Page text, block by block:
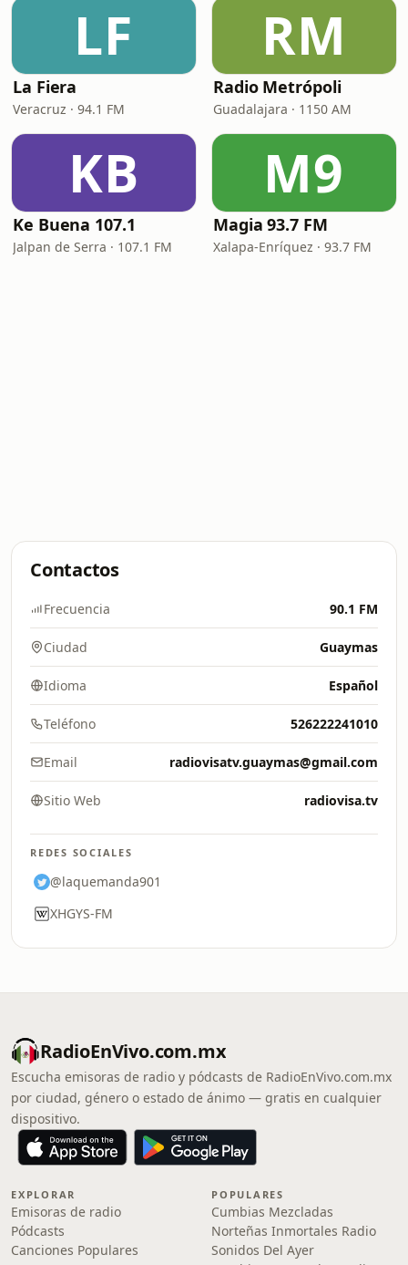
LF
La Fiera
Veracruz · 94.1 FM
RM
Radio Metrópoli
Guadalajara · 1150 AM
KB
Ke Buena 107.1
Jalpan de Serra · 107.1 FM
M9
Magia 93.7 FM
Xalapa-Enríquez · 93.7 FM
Contactos
Frecuencia 90.1 FM
Ciudad Guaymas
Idioma Español
Teléfono 526222241010
Email radiovisatv.guaymas@gmail.com
Sitio Web radiovisa.tv
REDES SOCIALES
@laquemanda901
XHGYS-FM
RadioEnVivo.com.mx
Escucha emisoras de radio y pódcasts de RadioEnVivo.com.mx
por ciudad, género o estado de ánimo — gratis en cualquier
dispositivo.
EXPLORAR
Emisoras de radio
Pódcasts
Canciones Populares
POPULARES
Cumbias Mezcladas
Norteñas Inmortales Radio
Sonidos Del Ayer